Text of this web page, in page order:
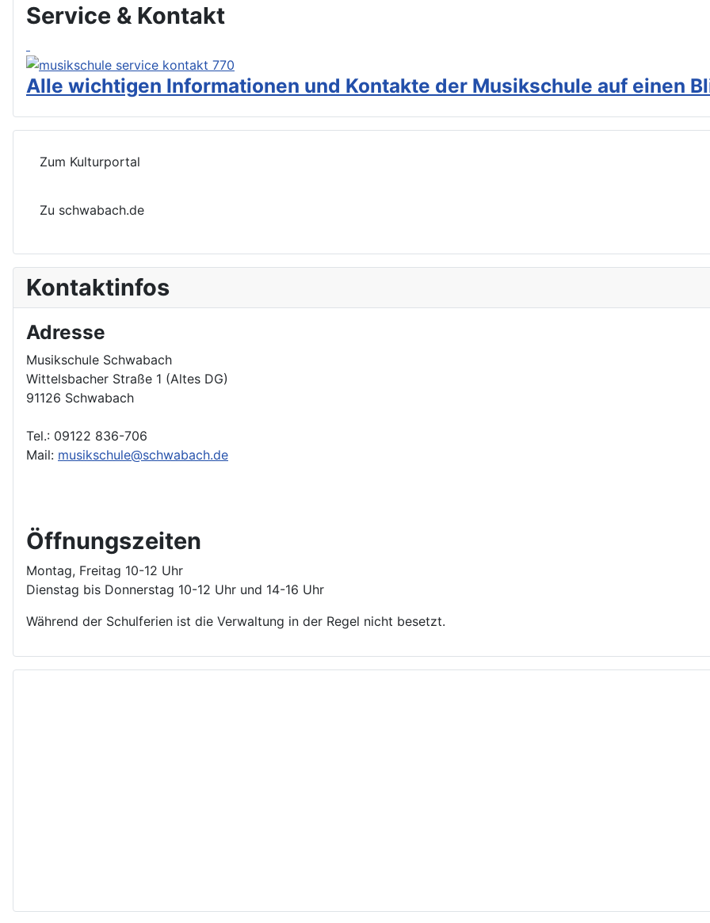
Service & Kontakt
Alle wichtigen Informationen und Kontakte der Musikschule auf einen
Zum Kulturportal
Zu schwabach.de
Kontaktinfos
Adresse
Musikschule Schwabach
Wittelsbacher Straße 1 (Altes DG)
91126 Schwabach
Tel.: 09122 836-706
Mail: musikschule@schwabach.de
Öffnungszeiten
Montag, Freitag 10-12 Uhr
Dienstag bis Donnerstag 10-12 Uhr und 14-16 Uhr
Während der Schulferien ist die Verwaltung in der Regel nicht besetzt.